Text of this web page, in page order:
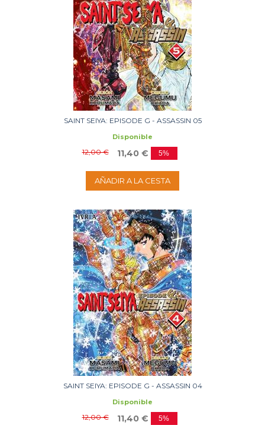
SAINT SEIYA: EPISODE G - ASSASSIN 05
Disponible
12,00 € 11,40 € 5%
AÑADIR A LA CESTA
SAINT SEIYA: EPISODE G - ASSASSIN 04
Disponible
12,00 € 11,40 € 5%